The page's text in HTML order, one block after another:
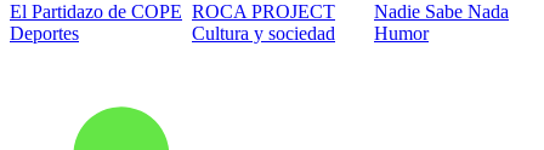
El Partidazo de COPE
Deportes
ROCA PROJECT
Cultura y sociedad
Nadie Sabe Nada
Humor